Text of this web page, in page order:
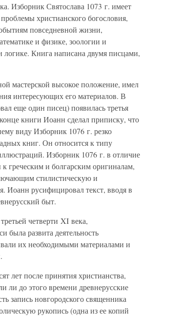
Изборник Святослава 1073 г. имеет
христианского богословия,
повседневной жизни,
и физике, зоологии и
Книга написана двумя писцами,
мастерской высокое положение, имел
интересующих его материалов. В
еще один писец) появилась третья
книги Иоанн сделал приписку, что
виду Изборник 1076 г. резко
книг. Он относится к типу
Изборник 1076 г. в отличие
греческим и болгарским оригиналам,
стилистическую и
Иоанн русифицировал текст, вводя в
быт.
четверти XI века,
была развита деятельность
их необходимыми материалами и
лет после принятия христианства,
ли до этого времени древнерусские
запись новгородского священника
рукопись (одна из ее копий